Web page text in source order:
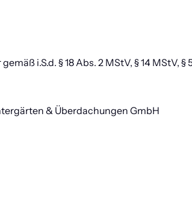
i.S.d. § 18 Abs. 2 MStV, § 14 MStV, §
& Überdachungen GmbH